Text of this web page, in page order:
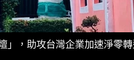
」，助攻台灣企業加速淨零